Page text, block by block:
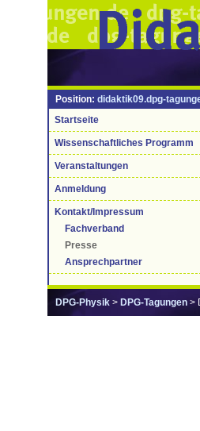
Position: didaktik09.dpg-
Startseite
Wissenschaftliches Programm
Veranstaltungen
Anmeldung
Kontakt/Impressum
Fachverband
Presse
Ansprechpartner
DPG-Physik > DPG-Tagungen >